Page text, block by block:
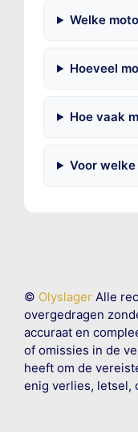
Welke
Hoeveel
Hoe vaak
Voor
© OlyslagerAlle
overgedragen
accuraat en
of omissies in de
heeft om de
enig verlies, letsel,